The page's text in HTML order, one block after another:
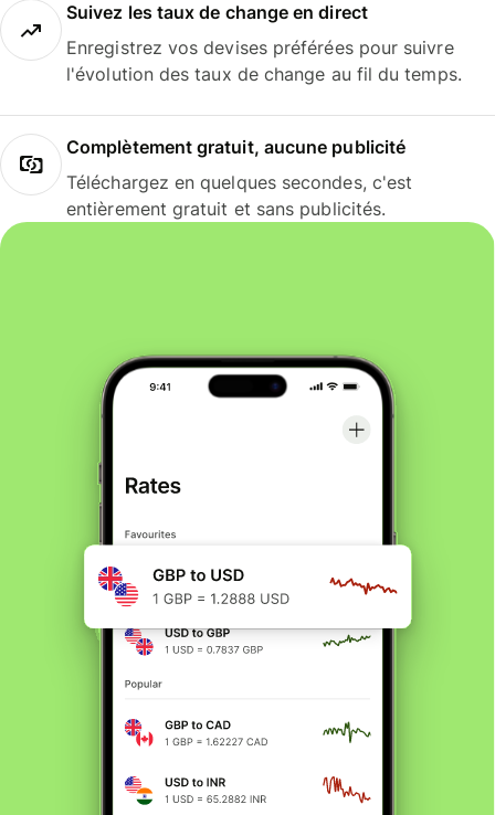
Suivez les taux de change en direct
Enregistrez vos devises préférées pour suivre
l'évolution des taux de change au fil du temps.
Complètement gratuit, aucune publicité
Téléchargez en quelques secondes, c'est
entièrement gratuit et sans publicités.